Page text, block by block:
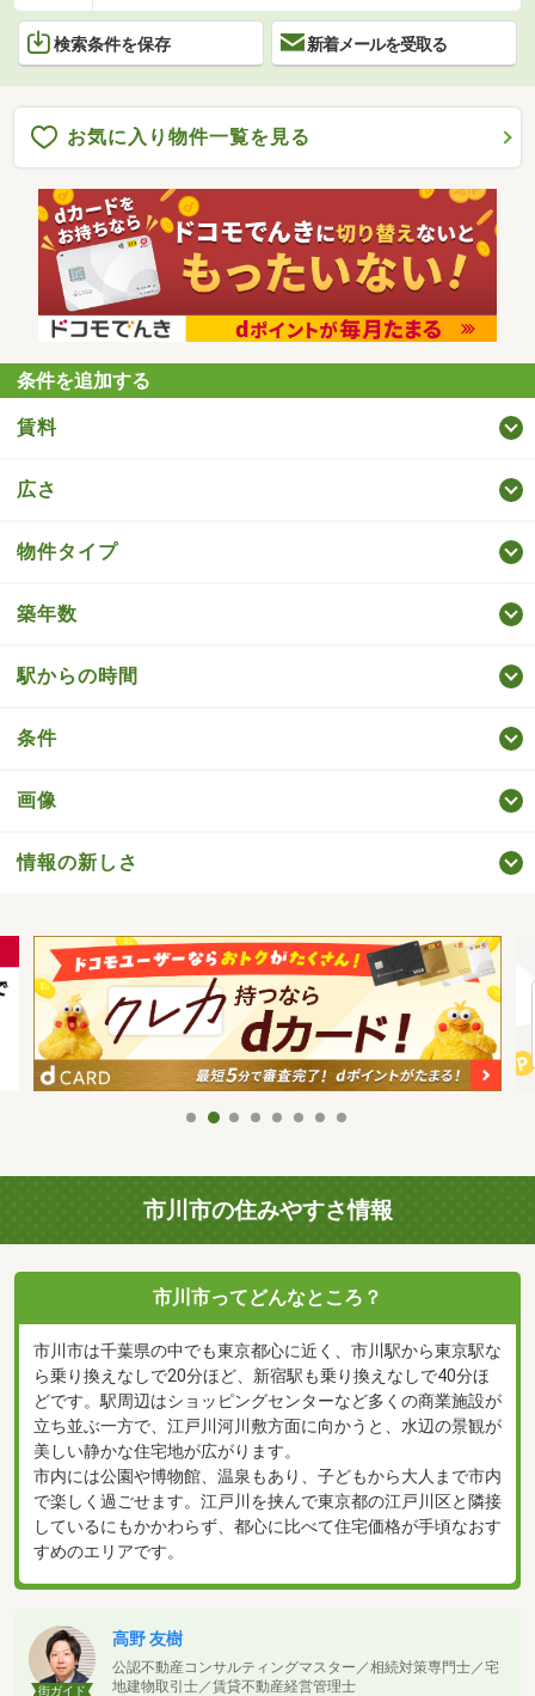
検索条件を保存 新着メールを受取る
お気に入り物件一覧を見る
条件を追加する
賃料
広さ
物件タイプ
築年数
駅からの時間
条件
画像
情報の新しさ
市川市の住みやすさ情報
市川市ってどんなところ？
市川市は千葉県の中でも東京都心に近く、市川駅から東京駅な
ら乗り換えなしで20分ほど、新宿駅も乗り換えなしで40分ほ
どです。駅周辺はショッピングセンターなど多くの商業施設が
立ち並ぶ一方で、江戸川河川敷方面に向かうと、水辺の景観が
美しい静かな住宅地が広がります。
市内には公園や博物館、温泉もあり、子どもから大人まで市内
で楽しく過ごせます。江戸川を挟んで東京都の江戸川区と隣接
しているにもかかわらず、都心に比べて住宅価格が手頃なおす
すめのエリアです。
街ガイド
高野 友樹
公認不動産コンサルティングマスター／相続対策専門士／宅
地建物取引士／賃貸不動産経営管理士